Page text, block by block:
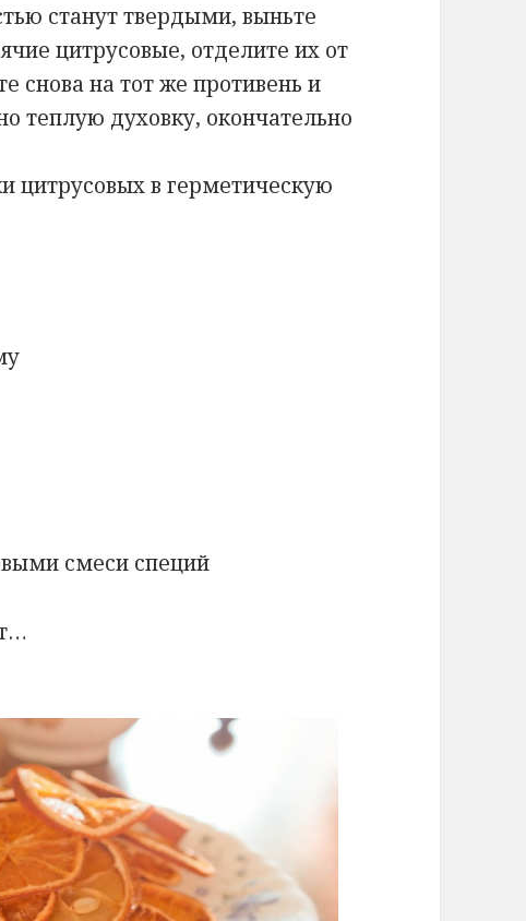
станут твердыми, выньте
цитрусовые, отделите их от
снова на тот же противень и
теплую духовку, окончательно
цитрусовых в герметическую
смеси специй